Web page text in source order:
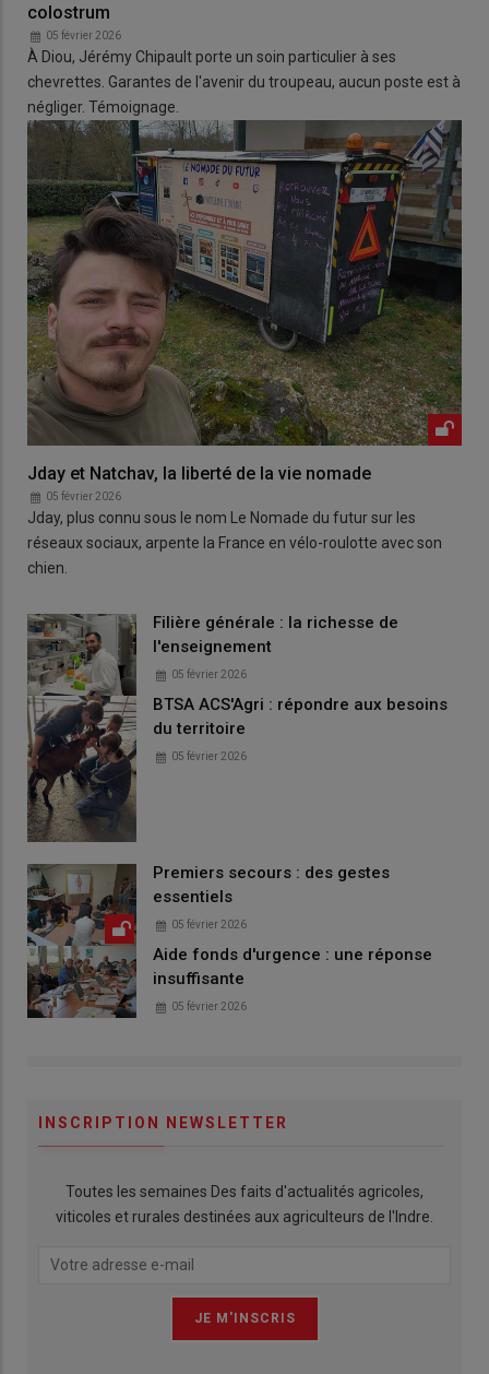
colostrum
05 février 2026
À Diou, Jérémy Chipault porte un soin particulier à ses
chevrettes. Garantes de l'avenir du troupeau, aucun poste est à
négliger. Témoignage.
Jday et Natchav, la liberté de la vie nomade
05 février 2026
Jday, plus connu sous le nom Le Nomade du futur sur les
réseaux sociaux, arpente la France en vélo-roulotte avec son
chien.
Filière générale : la richesse de
l'enseignement
05 février 2026
BTSA ACS'Agri : répondre aux besoins
du territoire
05 février 2026
Premiers secours : des gestes
essentiels
05 février 2026
Aide fonds d'urgence : une réponse
insuffisante
05 février 2026
INSCRIPTION NEWSLETTER
Toutes les semaines Des faits d'actualités agricoles,
viticoles et rurales destinées aux agriculteurs de l'Indre.